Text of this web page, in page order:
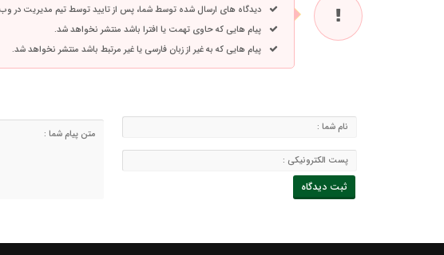
دیدگاه های ارسال شده توسط شما، پس از تایید توسط تیم مدیریت در
پیام هایی که حاوی تهمت یا افترا باشد منتشر نخواهد شد.
پیام هایی که به غیر از زبان فارسی یا غیر مرتبط باشد منتشر نخواهد شد.